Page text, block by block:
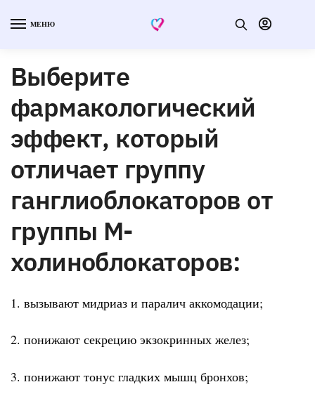
МЕНЮ
Выберите
фармакологический
эффект, который
отличает группу
ганглиоблокаторов от
группы М-
холиноблокаторов:
1. вызывают мидриаз и паралич аккомодации;
2. понижают секрецию экзокринных желез;
3. понижают тонус гладких мышц бронхов;